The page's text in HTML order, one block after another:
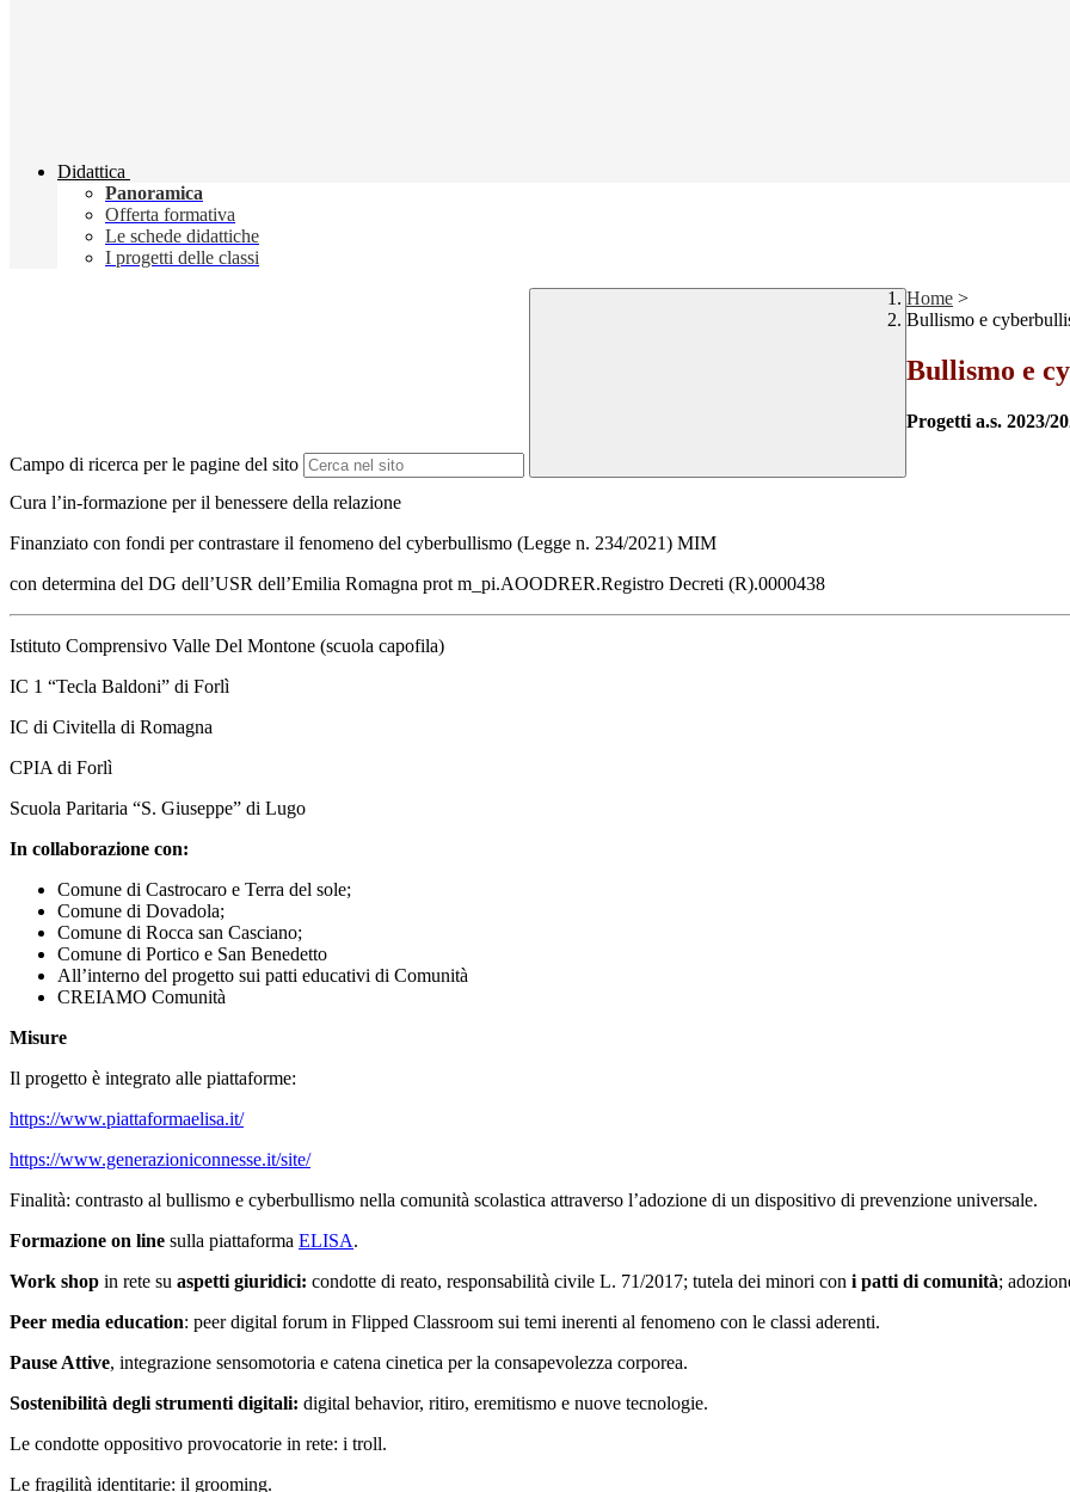
Didattica
Panoramica
Offerta formativa
Le schede didattiche
I progetti delle classi
Campo di ricerca per le pagine del sito
Home >
Bullismo e
Bullismo e
Progetti a.s. 2023/
Cura l’in-formazione per il benessere della relazione
Finanziato con fondi per contrastare il fenomeno del cyberbullismo (Legge n. 234/2021) MIM
con determina del DG dell’USR dell’Emilia Romagna prot m_pi.AOODRER.Registro Decreti (R).0000438
Istituto Comprensivo Valle Del Montone (scuola capofila)
IC 1 “Tecla Baldoni” di Forlì
IC di Civitella di Romagna
CPIA di Forlì
Scuola Paritaria “S. Giuseppe” di Lugo
In collaborazione con:
Comune di Castrocaro e Terra del sole;
Comune di Dovadola;
Comune di Rocca san Casciano;
Comune di Portico e San Benedetto
All’interno del progetto sui patti educativi di Comunità
CREIAMO Comunità
Misure
Il progetto è integrato alle piattaforme:
https://www.piattaformaelisa.it/
https://www.generazioniconnesse.it/site/
Finalità: contrasto al bullismo e cyberbullismo nella comunità scolastica attraverso l’adozione di un dispositivo di prevenzione universale.
Formazione on line sulla piattaforma ELISA.
Work shop in rete su aspetti giuridici: condotte di reato, responsabilità civile L. 71/2017; tutela dei minori con i patti di comunità;
Peer media education: peer digital forum in Flipped Classroom sui temi inerenti al fenomeno con le classi aderenti.
Pause Attive, integrazione sensomotoria e catena cinetica per la consapevolezza corporea.
Sostenibilità degli strumenti digitali: digital behavior, ritiro, eremitismo e nuove tecnologie.
Le condotte oppositivo provocatorie in rete: i troll.
Le fragilità identitarie: il grooming.